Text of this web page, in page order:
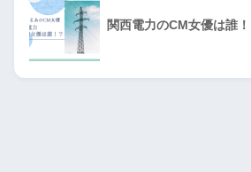
関西電力のCM女優は誰！